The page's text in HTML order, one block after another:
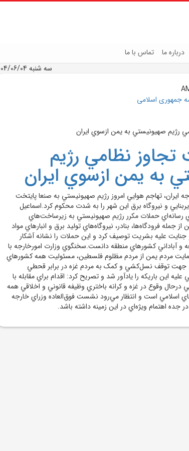
درباره ما تماس با ما
سه شنبه 1404/06/04
جمهوری اسلامی
نظامي رژيم
به يمن ازسوي ايران
ايران، تهاجم هوايي امروز رژيم صهيونيستي به صنعا پايتخت
و نيروگاه برق اين شهر را به شدت محکوم کرد.اسماعيل
رسانه‌اي حملات مکرر رژيم صهيونيستي به زيرساخت‌هاي
جمله فرودگاه‌ها، بنادر، نيروگاه‌هاي توليد برق و انبارهاي مواد
عليه بشريت توصيف کرد و اين حملات را نشانه آشکار
و آباداني کشورهاي منطقه دانست.سخنگوي وزارت امورخارجه با
مردم يمن از مردم مظلوم فلسطين، مسئوليت همه کشورهاي
جهت توقف نسل‌کشي و کمک به مردم غزه در برابر قحطي
اين باريکه را يادآور شد و تصريح کرد: اقدام براي مقابله با
وقوع در غزه و کرانه باختري وظيفه قانوني و اخلاقي همه
اسلامي است و انتظار مي‌رود نشست فوق‌العاده وزراي خارجه
جده اهتمام ويژه‌اي در اين زمينه داشته باشد.